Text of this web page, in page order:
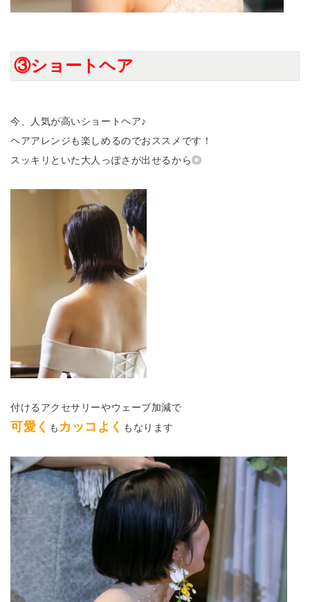
③ショートヘア
今、人気が高いショートヘア♪
ヘアアレンジも楽しめるのでおススメです！
スッキリといた大人っぽさが出せるから◎
付けるアクセサリーやウェーブ加減で
可愛く もカッコよく もなります